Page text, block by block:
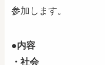
参加します。
●内容
・社会